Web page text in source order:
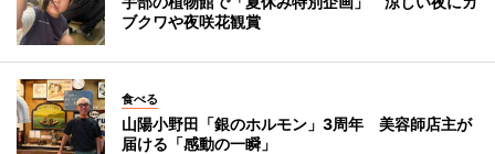
ブクワや夜咲花観賞
食べる
山陽小野田「銀のホルモン」3周年 美容師店主が
届ける「感動の一瞬」